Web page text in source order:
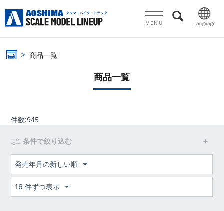
MENU
商品一覧
商品一覧
件数:945
条件で絞り込む
発売年月の新しい順
16 件ずつ表示